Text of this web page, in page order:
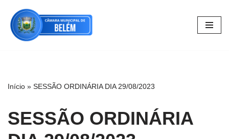
Pular
para
Início » SESSÃO ORDINÁRIA DIA 29/08/2023
SESSÃO ORDINÁRIA